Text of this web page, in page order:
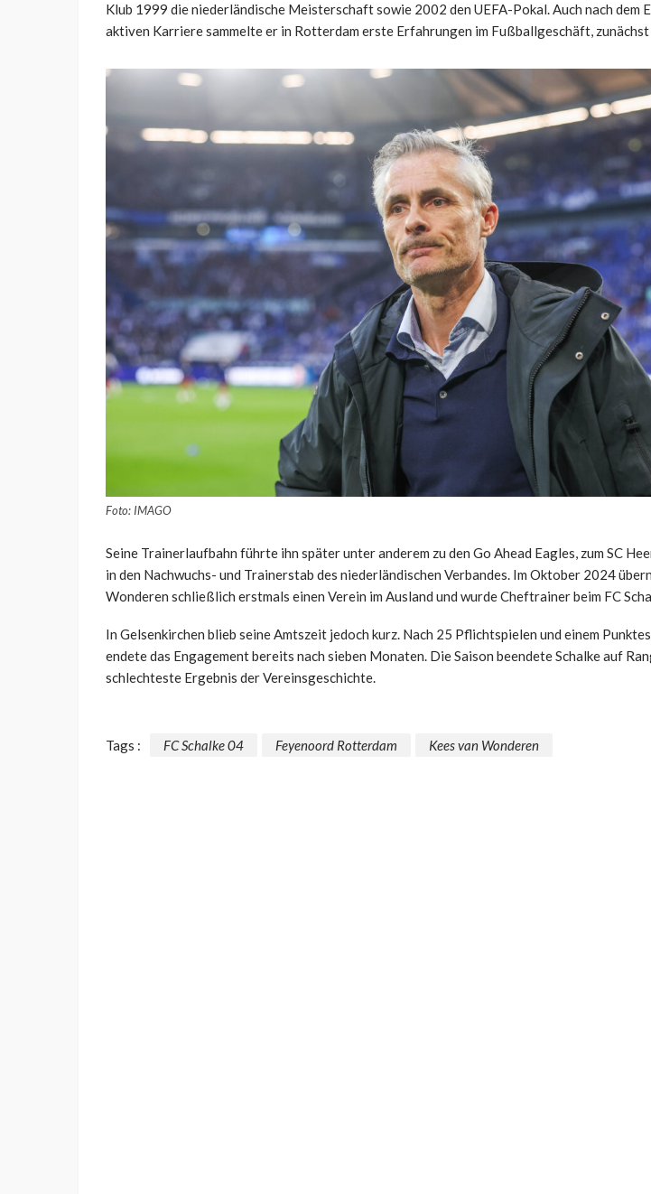
Klub 1999 die niederländische Meisterschaft sowie 2002 den UEFA-Pokal. Auch nach dem
aktiven Karriere sammelte er in Rotterdam erste Erfahrungen im Fußballgeschäft, zunächst
Foto: IMAGO
Seine Trainerlaufbahn führte ihn später unter anderem zu den Go Ahead Eagles, zum SC
in den Nachwuchs- und Trainerstab des niederländischen Verbandes. Im Oktober 2024
Wonderen schließlich erstmals einen Verein im Ausland und wurde Cheftrainer beim FC
In Gelsenkirchen blieb seine Amtszeit jedoch kurz. Nach 25 Pflichtspielen und einem
endete das Engagement bereits nach sieben Monaten. Die Saison beendete Schalke auf
schlechteste Ergebnis der Vereinsgeschichte.
Tags : FC Schalke 04 Feyenoord Rotterdam Kees van Wonderen